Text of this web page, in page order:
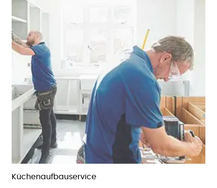
Küchen­aufbau­service